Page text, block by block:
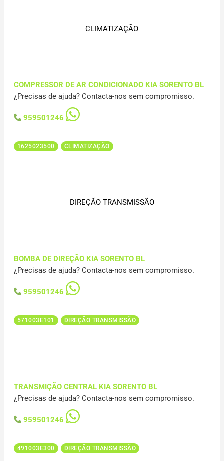
CLIMATIZAÇÃO
COMPRESSOR DE AR CONDICIONADO KIA SORENTO BL
¿Precisas de ajuda? Contacta-nos sem compromisso.
959501246
1625023500 CLIMATIZAÇÃO
DIREÇÃO TRANSMISSÃO
BOMBA DE DIREÇÃO KIA SORENTO BL
¿Precisas de ajuda? Contacta-nos sem compromisso.
959501246
571003E101 DIREÇÃO TRANSMISSÃO
TRANSMIÇÃO CENTRAL KIA SORENTO BL
¿Precisas de ajuda? Contacta-nos sem compromisso.
959501246
491003E300 DIREÇÃO TRANSMISSÃO